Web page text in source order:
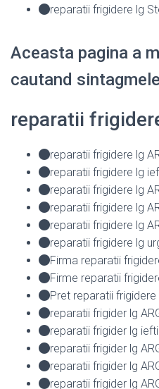
reparatii frigidere lg
Aceasta pagina a
cautand
reparatii
reparatii frigidere lg
reparatii frigidere lg
reparatii frigidere lg
reparatii frigidere lg
reparatii frigidere lg
reparatii frigidere lg
Firma reparatii
Firme reparatii
Pret reparatii frigidere
reparatii frigider lg
reparatii frigider lg
reparatii frigider lg
reparatii frigider lg
reparatii frigider lg